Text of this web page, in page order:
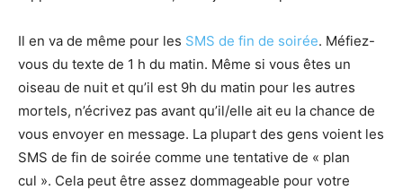
Il en va de même pour les SMS de fin de soirée. Méfiez-
vous du texte de 1 h du matin. Même si vous êtes un
oiseau de nuit et qu’il est 9h du matin pour les autres
mortels, n’écrivez pas avant qu’il/elle ait eu la chance de
vous envoyer en message. La plupart des gens voient les
SMS de fin de soirée comme une tentative de « plan
cul ». Cela peut être assez dommageable pour votre